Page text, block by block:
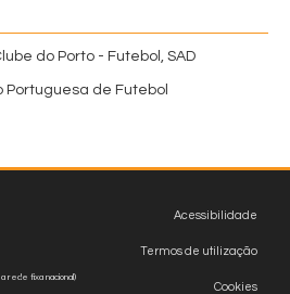
do Porto - Futebol, SAD
Portuguesa de Futebol
Acessibilidade
Termos de utilização
Cookies
rede fixa nacional)